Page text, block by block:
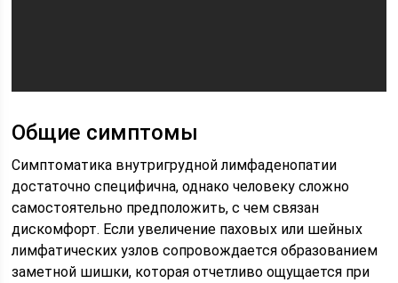
Общие симптомы
Симптоматика внутригрудной лимфаденопатии
достаточно специфична, однако человеку сложно
самостоятельно предположить, с чем связан
дискомфорт. Если увеличение паховых или шейных
лимфатических узлов сопровождается образованием
заметной шишки, которая отчетливо ощущается при